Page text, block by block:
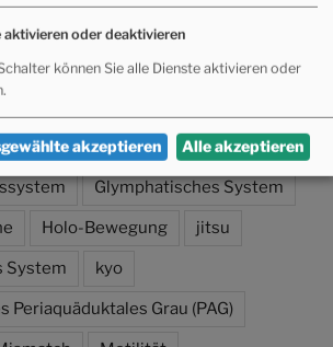
ADE Adenosin
Gefäße
Fraktal
Glymphatisches System
Holo-Bewegung jitsu
System kyo
Periaquäduktales Grau (PAG)
aktivieren oder deaktivieren
können Sie alle Dienste aktivieren oder
akzeptieren Alle akzeptieren